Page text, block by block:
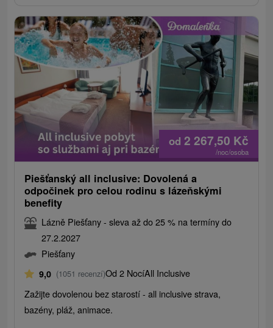
od 2 267,50 Kč
/noc/osoba
Piešťanský all inclusive: Dovolená a
odpočinek pro celou rodinu s lázeňskými
benefity
Lázně Piešťany - sleva až do 25 % na termíny do
27.2.2027
Piešťany
9,0 (1051 recenzí)Od 2 NocíAll Inclusive
Zažijte dovolenou bez starostí - all inclusive strava,
bazény, pláž, animace.